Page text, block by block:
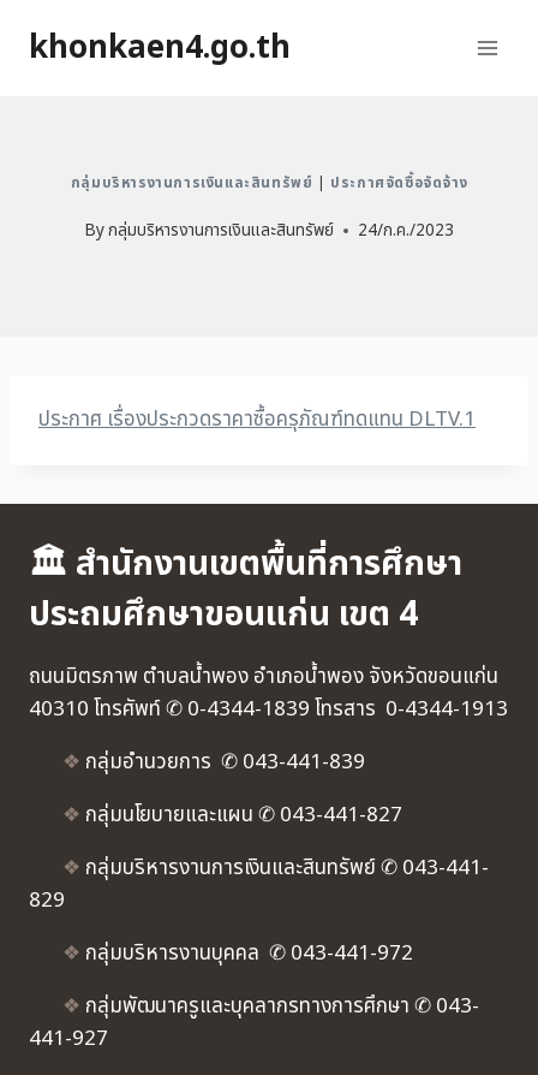
khonkaen4.go.th
กลุ่มบริหารงานการเงินและสินทรัพย์ ประกาศจัดซื้อจัดจ้าง
Byกลุ่มบริหารงานการเงินและสินทรัพย์ 24/ก.ค./2023
ประกาศ เรื่องประกวดราคาซื้อครุภัณฑ์ทดแทน DLTV.1
🏛 สำนักงานเขตพื้นที่การศึกษา
ประถมศึกษาขอนแก่น เขต 4
ถนนมิตรภาพ ตำบลน้ำพอง อำเภอน้ำพอง จังหวัดขอนแก่น
40310 โทรศัพท์ ✆ 0-4344-1839 โทรสาร 0-4344-1913
❖ กลุ่มอำนวยการ ✆ 043-441-839
❖ กลุ่มนโยบายและแผน ✆ 043-441-827
❖ กลุ่มบริหารงานการเงินและสินทรัพย์ ✆ 043-441-
829
❖ กลุ่มบริหารงานบุคคล ✆ 043-441-972
❖ กลุ่มพัฒนาครูและบุคลากรทางการศึกษา ✆ 043-
441-927